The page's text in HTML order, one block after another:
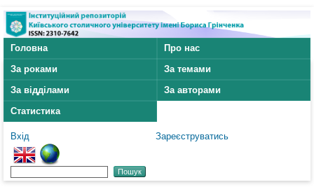
Головна
Про нас
За роками
За темами
За відділами
За авторами
Статистика
Вхід Зареєструватись